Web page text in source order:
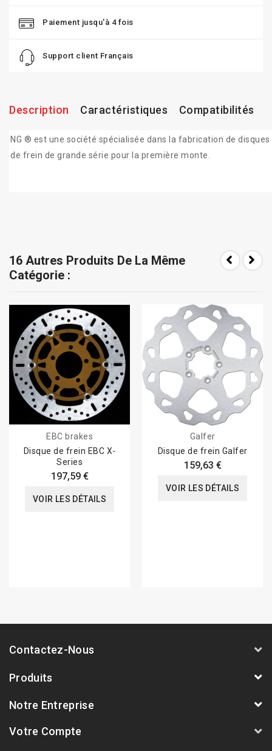
Paiement jusqu'à 4 fois
Support client Français
Description Caractéristiques Compatibilités
NG ® est une société spécialisée dans la fabrication de disques
de frein de grande série pour la première monte.
16 Autres Produits De La Même
Catégorie :
EBC brakes
Disque de frein EBC X-
Series
197,59 €
VOIR LES DÉTAILS
Galfer
Disque de frein Galfer
159,63 €
VOIR LES DÉTAILS
Contactez-Nous
Produits
Notre Entreprise
Votre Compte